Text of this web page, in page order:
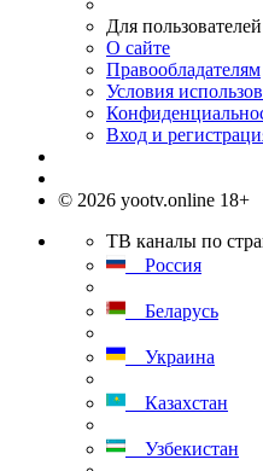
Для пользователей
О сайте
Правообладателям
Условия
Вход и
© 2026 yootv.online 18+
ТВ каналы по
Россия
Беларусь
Украина
Казахстан
Узбекистан